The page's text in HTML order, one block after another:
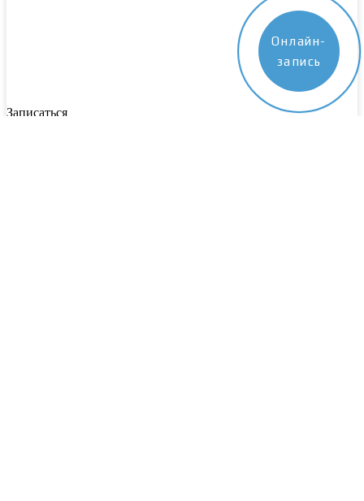
Онлайн-
запись
Записаться